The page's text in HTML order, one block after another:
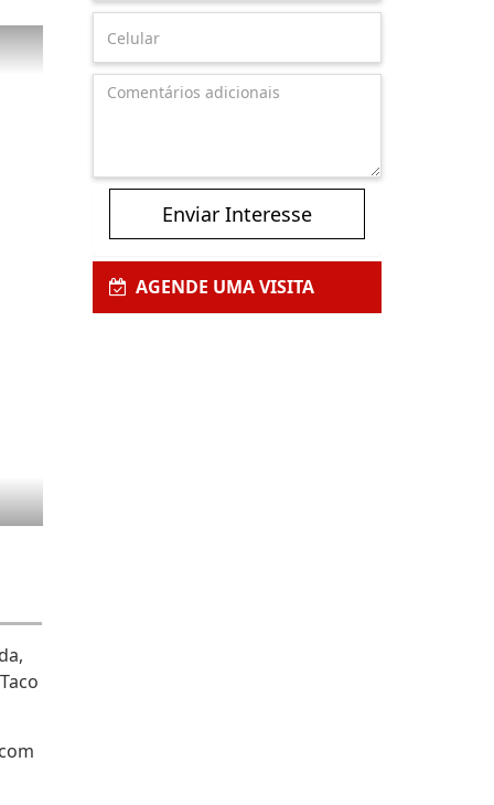
Enviar Interesse
AGENDE UMA VISITA